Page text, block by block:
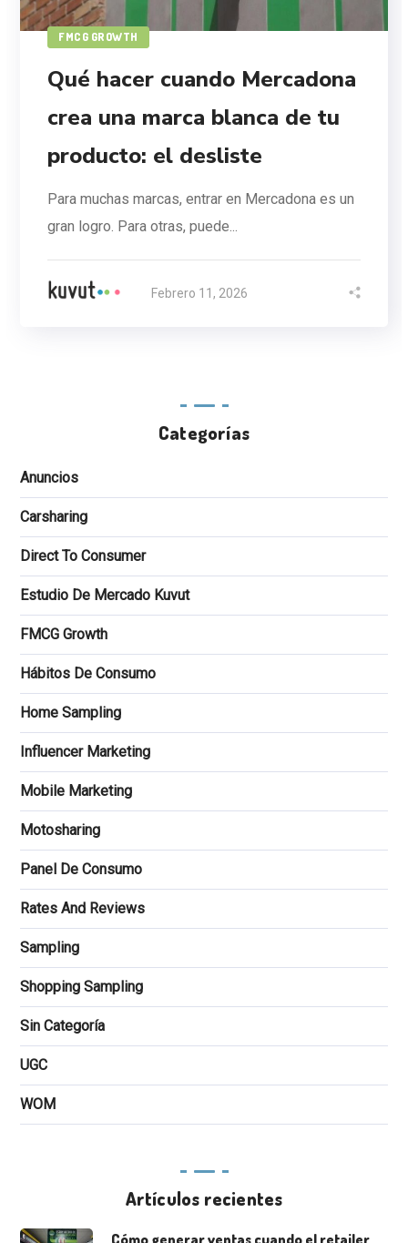
FMCG GROWTH
Qué hacer cuando Mercadona
crea una marca blanca de tu
producto: el desliste
Para muchas marcas, entrar en Mercadona es un
gran logro. Para otras, puede...
Febrero 11, 2026
Categorías
Anuncios
Carsharing
Direct To Consumer
Estudio De Mercado Kuvut
FMCG Growth
Hábitos De Consumo
Home Sampling
Influencer Marketing
Mobile Marketing
Motosharing
Panel De Consumo
Rates And Reviews
Sampling
Shopping Sampling
Sin Categoría
UGC
WOM
Artículos recientes